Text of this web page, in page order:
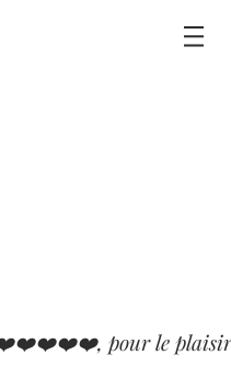
❤️❤️❤️❤️❤️, pour le plaisir